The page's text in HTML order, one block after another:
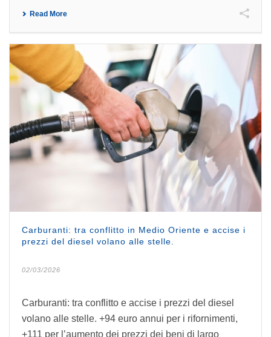
Read More
Carburanti: tra conflitto in Medio Oriente e accise i
prezzi del diesel volano alle stelle.
02/03/2026
Carburanti: tra conflitto e accise i prezzi del diesel
volano alle stelle. +94 euro annui per i rifornimenti,
+111 per l’aumento dei prezzi dei beni di largo